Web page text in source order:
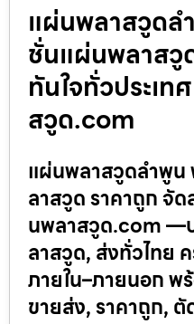
แผ่นพลาสวูดล
ชั่นแผ่นพลาสวู
ทันใจทั่วประเท
สวูด.com
แผ่นพลาสวูดลำพูน
ลาสวูด ราคาถูก จัด
นพลาสวูด.com —
ลาสวูด, ส่งทั่วไทย
ภายใน–ภายนอก
ขายส่ง, ราคาถูก,